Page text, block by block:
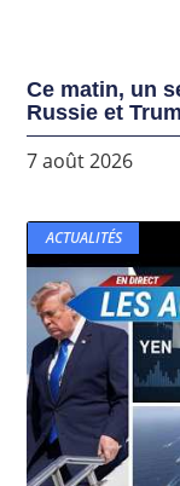
Ce matin, un
Russie et
7 août 2026
ACTUALITÉS